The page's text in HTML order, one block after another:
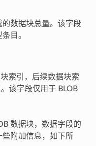
的数据块总量。该字段
目。
索引，后续数据块索
该字段仅用于 BLOB
数据块，数据字段的
附加信息，如下所